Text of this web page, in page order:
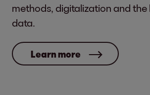
methods, digitalization and the
data.
Learn more